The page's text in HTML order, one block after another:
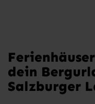
dein
Salzburger